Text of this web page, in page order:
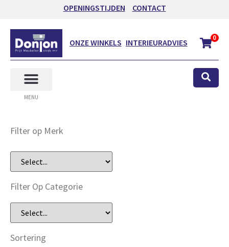
OPENINGSTIJDEN CONTACT
ONZE WINKELS INTERIEURADVIES 0
MENU
Filter op Merk
Filter Op Categorie
Sortering